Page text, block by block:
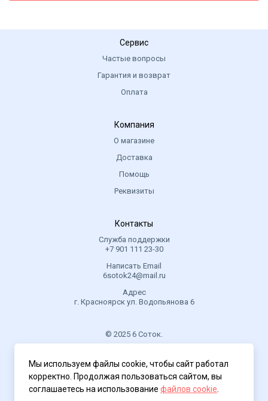
Сервис
Частые вопросы
Гарантия и возврат
Оплата
Компания
О магазине
Доставка
Помощь
Реквизиты
Контакты
Служба поддержки
+7 901 111 23-30
Написать Email
6sotok24@mail.ru
Адрес
г. Красноярск ул. Водопьянова 6
© 2025 6 Соток.
.
Политика конфиденциальности
Мы используем файлы cookie, чтобы сайт работал
корректно. Продолжая пользоваться сайтом, вы
соглашаетесь на использование файлов cookie